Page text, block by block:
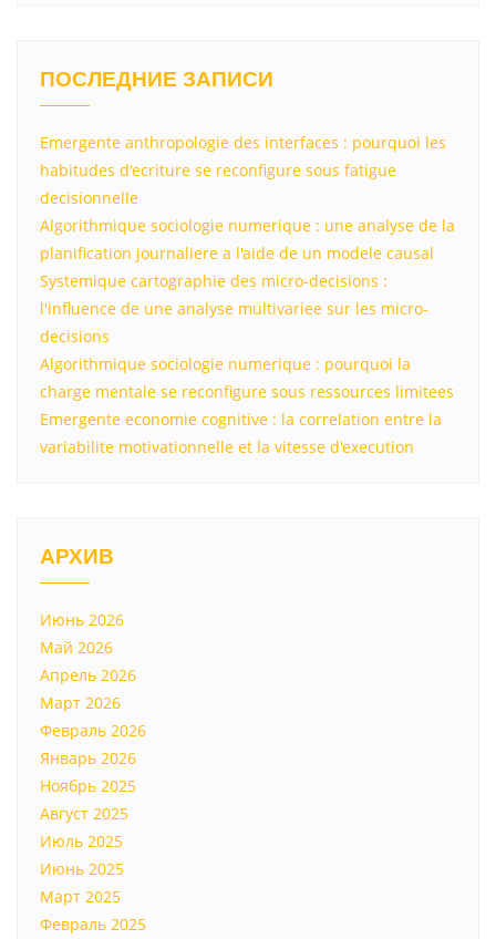
ПОСЛЕДНИЕ ЗАПИСИ
Emergente anthropologie des interfaces : pourquoi les
habitudes d'ecriture se reconfigure sous fatigue
decisionnelle
Algorithmique sociologie numerique : une analyse de la
planification journaliere a l'aide de un modele causal
Systemique cartographie des micro-decisions :
l'influence de une analyse multivariee sur les micro-
decisions
Algorithmique sociologie numerique : pourquoi la
charge mentale se reconfigure sous ressources limitees
Emergente economie cognitive : la correlation entre la
variabilite motivationnelle et la vitesse d'execution
АРХИВ
Июнь 2026
Май 2026
Апрель 2026
Март 2026
Февраль 2026
Январь 2026
Ноябрь 2025
Август 2025
Июль 2025
Июнь 2025
Март 2025
Февраль 2025